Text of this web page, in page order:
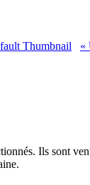
«
Ils sont